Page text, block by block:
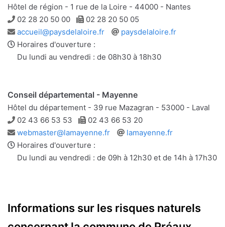
Hôtel de région - 1 rue de la Loire - 44000 - Nantes
Téléphone
02 28 20 50 00 Télécopie
02 28 20 50 05
Adresse
e-
mail
accueil@paysdelaloire.fr
Site
paysdelaloire.fr
Horaires d'ouverture :
Du lundi au vendredi : de 08h30 à 18h30
Conseil départemental - Mayenne
Hôtel du département - 39 rue Mazagran - 53000 - Laval
Téléphone
02 43 66 53 53 Télécopie
02 43 66 53 20
Adresse
e-
mail
webmaster@lamayenne.fr
Site
lamayenne.fr
Horaires d'ouverture :
Du lundi au vendredi : de 09h à 12h30 et de 14h à 17h30
Informations sur les risques naturels